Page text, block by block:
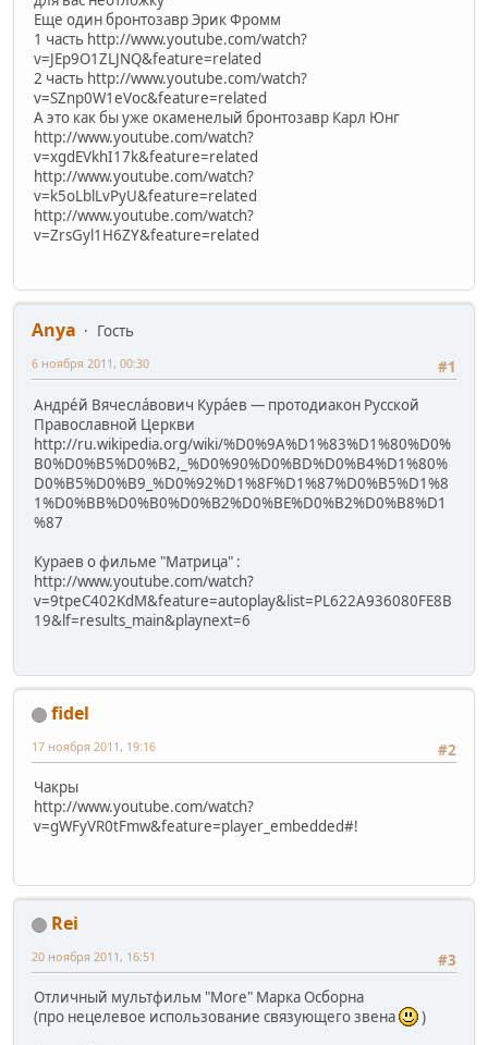
Еще один бронтозавр Эрик Фромм
1 часть http://www.youtube.com/watch?
v=JEp9O1ZLJNQ&feature=related
2 часть http://www.youtube.com/watch?
v=SZnp0W1eVoc&feature=related
А это как бы уже окаменелый бронтозавр Карл Юнг
http://www.youtube.com/watch?
v=xgdEVkhI17k&feature=related
http://www.youtube.com/watch?
v=k5oLblLvPyU&feature=related
http://www.youtube.com/watch?
v=ZrsGyl1H6ZY&feature=related
Anya
Гость
#1
6 ноября 2011, 00:30
Андре́й Вячесла́вович Кура́ев — протодиакон Русской
Православной Церкви
http://ru.wikipedia.org/wiki/%D0%9A%D1%83%D1%80%D0%
B0%D0%B5%D0%B2,_%D0%90%D0%BD%D0%B4%D1%80%
D0%B5%D0%B9_%D0%92%D1%8F%D1%87%D0%B5%D1%8
1%D0%BB%D0%B0%D0%B2%D0%BE%D0%B2%D0%B8%D1
%87
Кураев о фильме "Матрица" :
http://www.youtube.com/watch?
v=9tpeC402KdM&feature=autoplay&list=PL622A936080FE8B
19&lf=results_main&playnext=6
fidel
#2
17 ноября 2011, 19:16
Чакры
http://www.youtube.com/watch?
v=gWFyVR0tFmw&feature=player_embedded#!
Rei
#3
20 ноября 2011, 16:51
Отличный мультфильм "More" Марка Осборна
(про нецелевое использование связующего звена
)